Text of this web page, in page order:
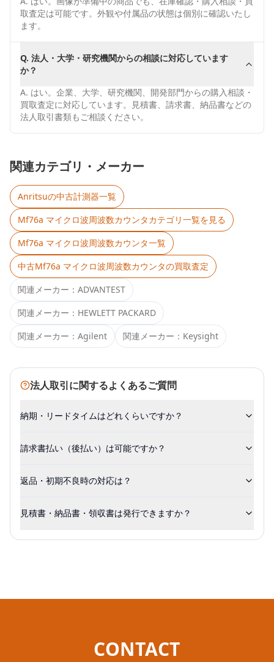
取査定は可能です。外観や付属品の状態は個別に確認いたし
ます。
Q. 法人・大学・研究機関からの相談に対応しています
か？
A. はい。企業、大学、研究機関、開発部門からの購入相談・
買取査定に対応しています。見積書、請求書、納品書などの
法人取引書類もご相談ください。
関連カテゴリ・メーカー
Anritsuの中古計測器一覧
Mf76a マイクロ波周波数カウンタカテゴリ一覧を見る
Mf76a マイクロ波周波数カウンタ一覧
中古Mf76a マイクロ波周波数カウンタの買取査定
関連メーカー： ADVANTEST
関連メーカー： HEWLETT PACKARD
関連メーカー： Agilent 関連メーカー： Keysight
法人取引に関するよくあるご質問
納期・リードタイムはどれくらいですか？
請求書払い（後払い）は可能ですか？
返品・初期不良時の対応は？
見積書・納品書・領収書は発行できますか？
CONTACT